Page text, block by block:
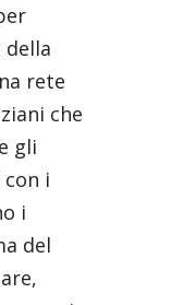
rete
che
gli
i
i
del